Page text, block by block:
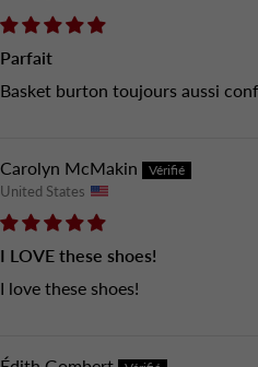
Parfait
Basket burton toujours aussi
Carolyn McMakin
United States
I LOVE these shoes!
I love these shoes!